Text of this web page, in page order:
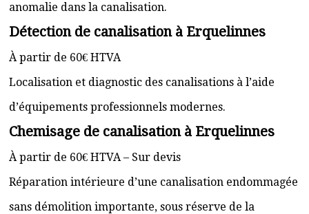
anomalie dans la canalisation.
Détection de canalisation à Erquelinnes
À partir de 60€ HTVA
Localisation et diagnostic des canalisations à l’aide
d’équipements professionnels modernes.
Chemisage de canalisation à Erquelinnes
À partir de 60€ HTVA – Sur devis
Réparation intérieure d’une canalisation endommagée
sans démolition importante, sous réserve de la